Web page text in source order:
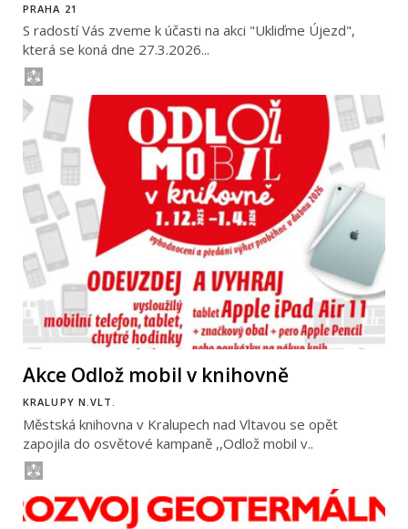
PRAHA 21
S radostí Vás zveme k účasti na akci "Ukliďme Újezd",
která se koná dne 27.3.2026...
Akce Odlož mobil v knihovně
KRALUPY N.VLT.
Městská knihovna v Kralupech nad Vltavou se opět
zapojila do osvětové kampaně ,,Odlož mobil v..